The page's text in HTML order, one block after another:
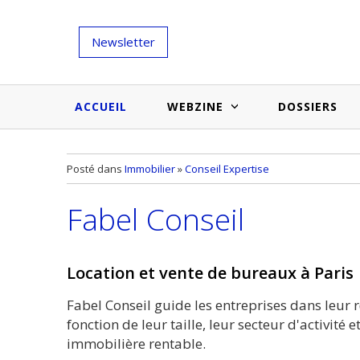
Newsletter
ACCUEIL WEBZINE
Salons et évènementiels
Médias du bâtiment
Etudes et enquêtes
DOSSIERS
Annuaire
Actualités des membres
Posté dans Immobilier»Conseil Expertise
Fabel Conseil
Location et vente de bureaux à Paris
Fabel Conseil guide les entreprises dans leur
fonction de leur taille, leur secteur d'activité
immobilière rentable.